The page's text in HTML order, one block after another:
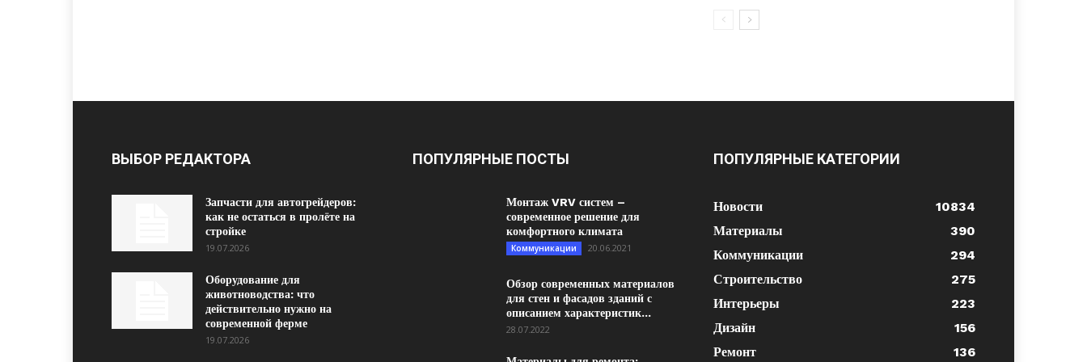
ВЫБОР РЕДАКТОРА
Запчасти для автогрейдеров:
как не остаться в пролёте на
стройке
19.07.2026
Оборудование для
животноводства: что
действительно нужно на
современной ферме
19.07.2026
ПОПУЛЯРНЫЕ ПОСТЫ
Монтаж VRV систем –
современное решение для
комфортного климата
Коммуникации 20.06.2021
Обзор современных материалов
для стен и фасадов зданий с
описанием характеристик...
28.07.2022
ПОПУЛЯРНЫЕ КАТЕГОРИИ
Новости
10834
Материалы
390
Коммуникации
294
Строительство
275
Интерьеры
223
Дизайн
156
Ремонт
136